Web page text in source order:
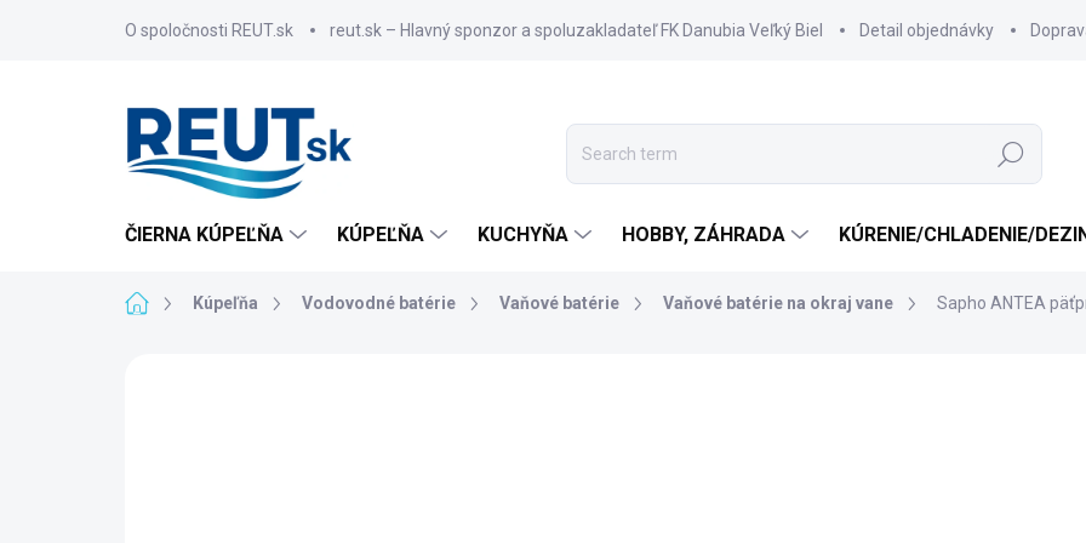
O spoločnosti REUT.sk reut.sk – Hlavný sponzor a spoluzakladateľ FK Danubia Veľký Biel Detail objednávky
Search
ČIERNA KÚPEĽŇA KÚPEĽŇA KUCHYŇA HOBBY, ZÁHRADA KÚRENIE/CHLADENIE/
HomeKúpeľňa Vodovodné batérie Vaňové batérie Vaňové batérie na okraj vane Sapho ANTEA